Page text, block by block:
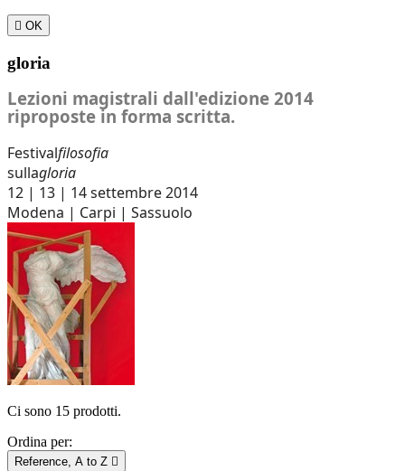
 OK
gloria
Lezioni magistrali dall'edizione 2014
riproposte in forma scritta.
Festivalfilosofia
sullagloria
12 | 13 | 14 settembre 2014
Modena | Carpi | Sassuolo
Ci sono 15 prodotti.
Ordina per:
Reference, A to Z 